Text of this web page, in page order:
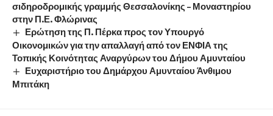
σιδηροδρομικής γραμμής Θεσσαλονίκης – Μοναστηρίου
στην Π.Ε. Φλώρινας
Ερώτηση της Π. Πέρκα προς τον Υπουργό
Οικονομικών για την απαλλαγή από τον ΕΝΦΙΑ της
Τοπικής Κοινότητας Αναργύρων του Δήμου Αμυνταίου
Ευχαριστήριο του Δημάρχου Αμυνταίου Άνθιμου
Μπιτάκη